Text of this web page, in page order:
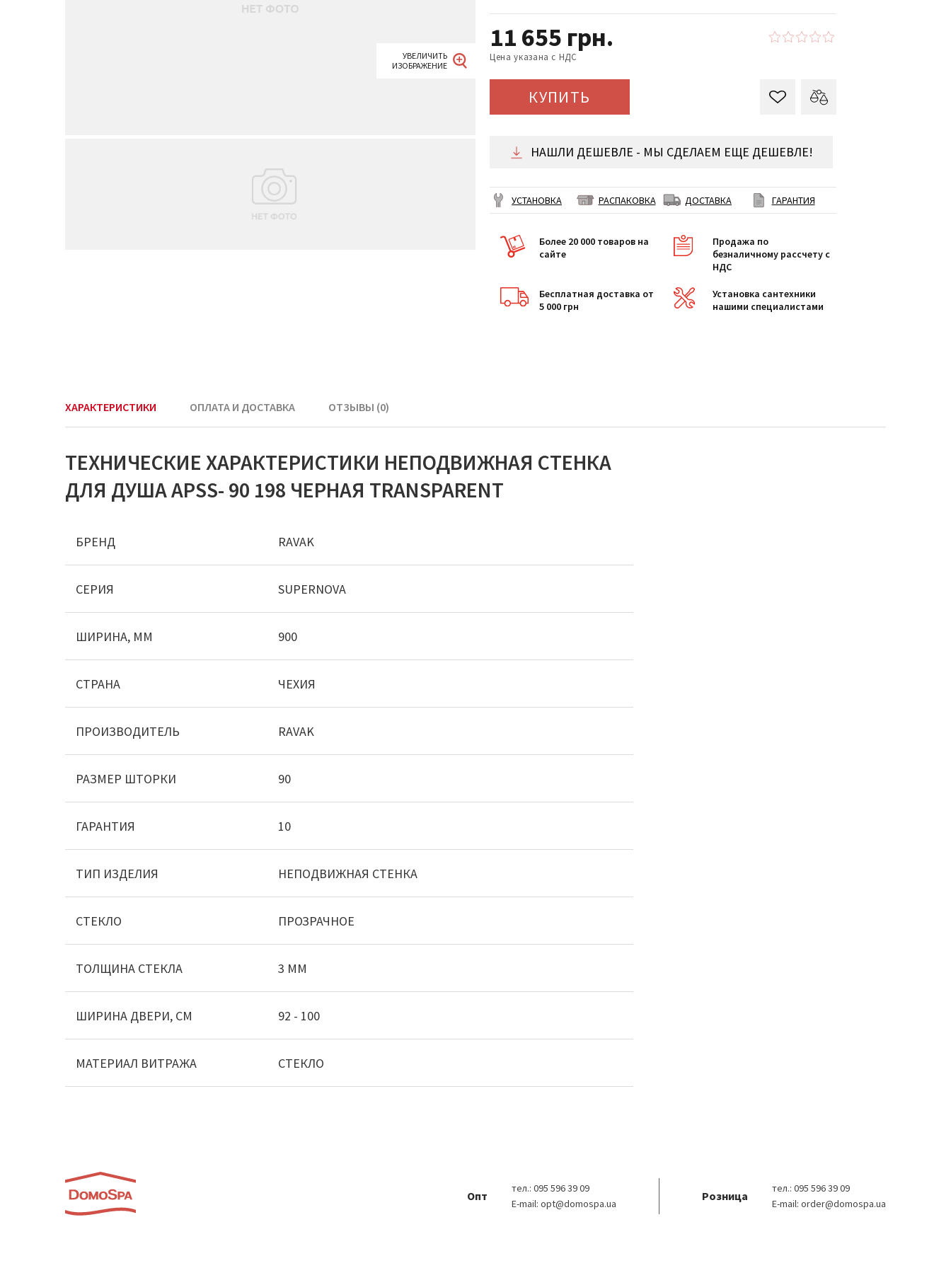
11 655 грн.
Цена указана с НДС
КУПИТЬ
НАШЛИ ДЕШЕВЛЕ - МЫ СДЕЛАЕМ ЕЩЕ ДЕШЕВЛЕ!
УСТАНОВКА РАСПАКОВКА ДОСТАВКА ГАРАНТИЯ
Более 20 000 товаров на
сайте
Продажа по
безналичному рассчету с
НДС
Бесплатная доставка от
5 000 грн
Установка сантехники
нашими специалистами
ХАРАКТЕРИСТИКИ ОПЛАТА И ДОСТАВКА ОТЗЫВЫ (0)
ТЕХНИЧЕСКИЕ ХАРАКТЕРИСТИКИ НЕПОДВИЖНАЯ СТЕНКА
ДЛЯ ДУША APSS- 90 198 ЧЕРНАЯ TRANSPARENT
БРЕНД RAVAK
СЕРИЯ SUPERNOVA
ШИРИНА, ММ 900
СТРАНА ЧЕХИЯ
ПРОИЗВОДИТЕЛЬ RAVAK
РАЗМЕР ШТОРКИ 90
ГАРАНТИЯ 10
ТИП ИЗДЕЛИЯ НЕПОДВИЖНАЯ СТЕНКА
СТЕКЛО ПРОЗРАЧНОЕ
ТОЛЩИНА СТЕКЛА 3 ММ
ШИРИНА ДВЕРИ, СМ 92 - 100
МАТЕРИАЛ ВИТРАЖА СТЕКЛО
Опт
тел.: 095 596 39 09
E-mail: opt@domospa.ua
Розница
тел.: 095 596 39 09
E-mail: order@domospa.ua